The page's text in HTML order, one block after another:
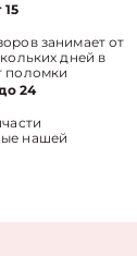
занимает от
дней в
поломки
24
нашей